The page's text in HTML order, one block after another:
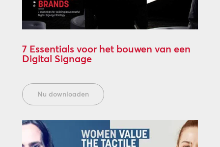
7 Essentials voor het bouwen van een
Digital Signage
Nu downloaden